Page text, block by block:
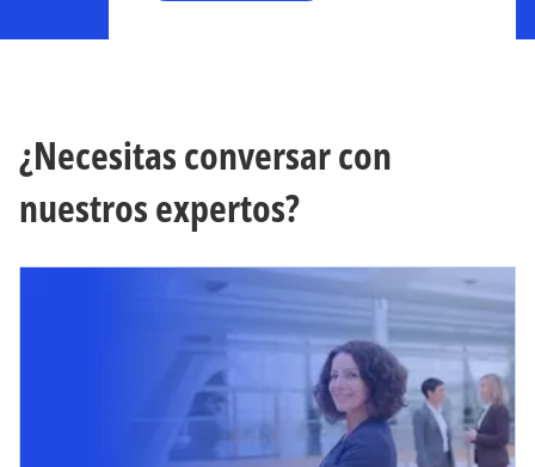
n
e
a
¿Necesitas conversar con
nuestros expertos?